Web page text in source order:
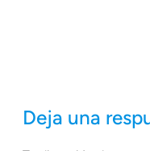
Deja una